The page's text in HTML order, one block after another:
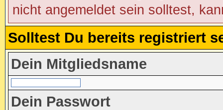
nicht angemeldet sein solltest,
Solltest Du bereits registriert
Dein Mitgliedsname
Dein Passwort